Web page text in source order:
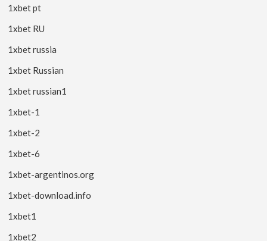
1xbet pt
1xbet RU
1xbet russia
1xbet Russian
1xbet russian1
1xbet-1
1xbet-2
1xbet-6
1xbet-argentinos.org
1xbet-download.info
1xbet1
1xbet2